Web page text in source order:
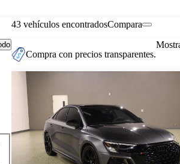
43 vehículos encontradosCompara
Compra con precios transparentes.